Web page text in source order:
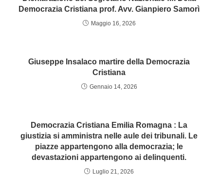
Democrazia Cristiana prof. Avv. Gianpiero Samorì
Maggio 16, 2026
Giuseppe Insalaco martire della Democrazia
Cristiana
Gennaio 14, 2026
Democrazia Cristiana Emilia Romagna : La
giustizia si amministra nelle aule dei tribunali. Le
piazze appartengono alla democrazia; le
devastazioni appartengono ai delinquenti.
Luglio 21, 2026